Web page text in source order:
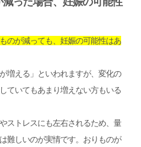
のが減っても、妊娠の可能性はあ
増える」といわれますが、変化の
ていてもあまり増えない方もいる
ストレスにも左右されるため、量
難しいのが実情です。おりものが